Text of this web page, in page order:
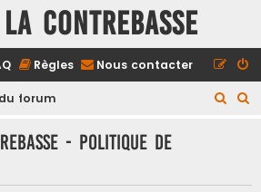
CONTREBASSE
Règles Nous contacter
forum
- Politique de